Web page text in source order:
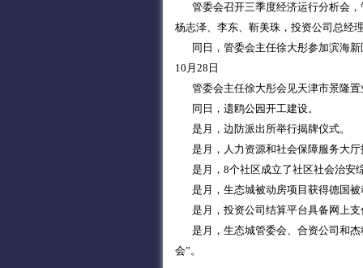
管委会召开三季度经济运行分析会，
杨志泽、李东、靳美珠，投资公司总经
同日，管委会主任徐大彤参加滨海新
10月28日
管委会主任徐大彤会见天津市景隆置
同日，遗鸥公园开工建设。
是月，边防派出所举行揭牌仪式。
是月，人力资源和社会保障服务大厅
是月，8个社区成立了社区社会治安
是月，生态城被动房项目获得德国被
是月，投资公司结算平台具备网上支
是月，生态城管委会、合资公司和杰
会”。